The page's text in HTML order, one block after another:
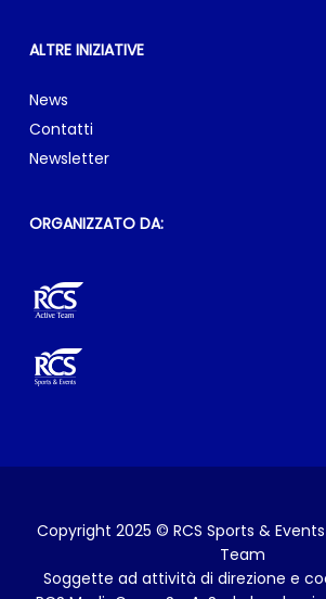
ALTRE INIZIATIVE
News
Contatti
Newsletter
ORGANIZZATO DA:
Copyright 2025 © RCS Sports &
Team
Soggette ad attività di direzione e